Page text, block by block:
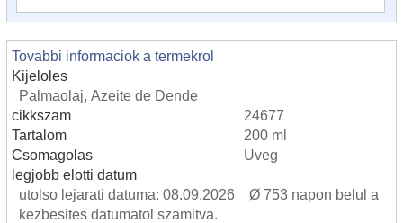
Tovabbi informaciok a termekrol
Kijeloles
Palmaolaj, Azeite de Dende
cikkszam
24677
Tartalom
200 ml
Csomagolas
Uveg
legjobb elotti datum
utolso lejarati datuma: 08.09.2026 Ø 753 napon belul a
kezbesites datumatol szamitva.